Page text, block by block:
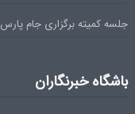
جلسه کمیته برگزاری جام پارس
باشگاه خبرنگاران